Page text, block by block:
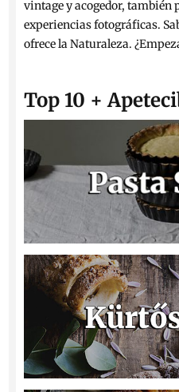
vintage y acogedor, también
experiencias fotográficas.
ofrece la Naturaleza.
Top 10 +